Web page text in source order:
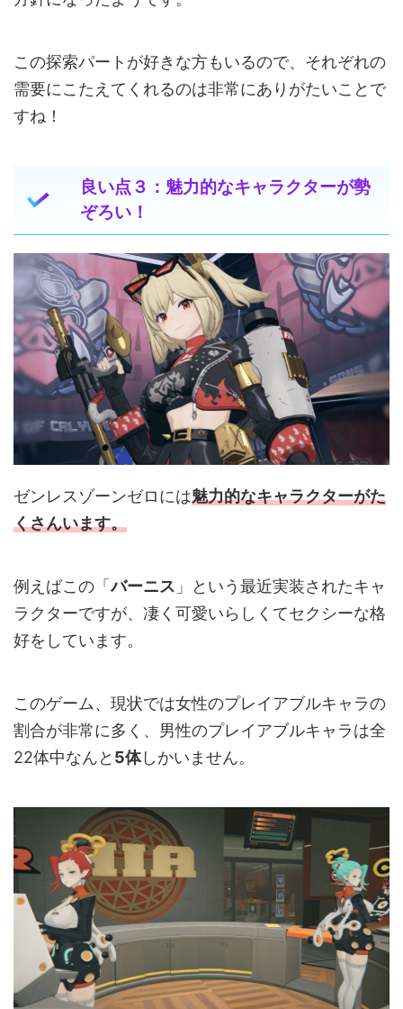
この探索パートが好きな方もいるので、それぞれの
需要にこたえてくれるのは非常にありがたいことで
すね！
良い点３：魅力的なキャラクターが勢
ぞろい！
ゼンレスゾーンゼロには魅力的なキャラクターがた
くさんいます。
例えばこの「バーニス 」という最近実装されたキャ
ラクターですが、凄く可愛いらしくてセクシーな格
好をしています。
このゲーム、現状では女性のプレイアブルキャラの
割合が非常に多く、男性のプレイアブルキャラは全
22体中なんと 5体しかいません。